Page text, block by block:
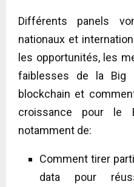
Différents panels
nationaux et
les opportunités, les
faiblesses de la Big
blockchain et
croissance pour le
notamment de:
Comment tirer
data pour